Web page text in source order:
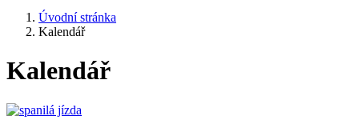
Úvodní stránka
Kalendář
Kalendář